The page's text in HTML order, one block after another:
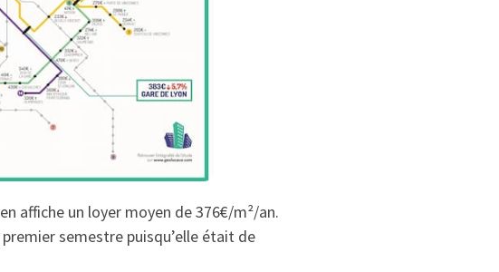
affiche un loyer moyen de 376€/m²/an.
semestre puisqu’elle était de